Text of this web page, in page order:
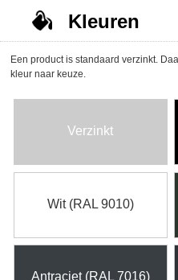
Kleuren
Een product is standaard verzinkt.
kleur naar keuze.
Verzinkt
Wit (RAL 9010)
Antraciet (RAL 7016)